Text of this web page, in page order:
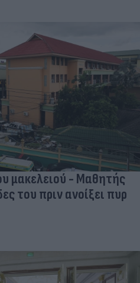
μακελειού - Μαθητής
του πριν ανοίξει πυρ